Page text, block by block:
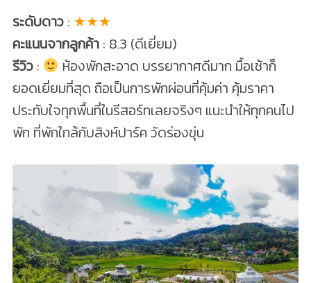
ระดับดาว: ★★★
คะแนนจากลูกค้า : 8.3 (ดีเยี่ยม)
รีวิว:
ห้องพักสะอาด บรรยากาศดีมาก มื้อเช้าก็
ยอดเยี่ยมที่สุด ถือเป็นการพักผ่อนที่คุ้มค่า คุ้มราคา
ประทับใจทุกพื้นที่ในรีสอร์ทเลยจริงๆ แนะนำให้ทุกคนไป
พัก ที่พักใกล้กับสิงห์ปาร์ค วัดร่องขุ่น